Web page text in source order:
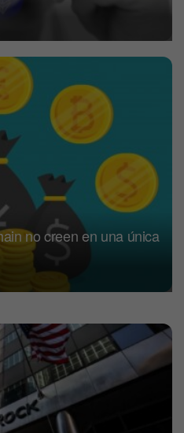
no creen en una única